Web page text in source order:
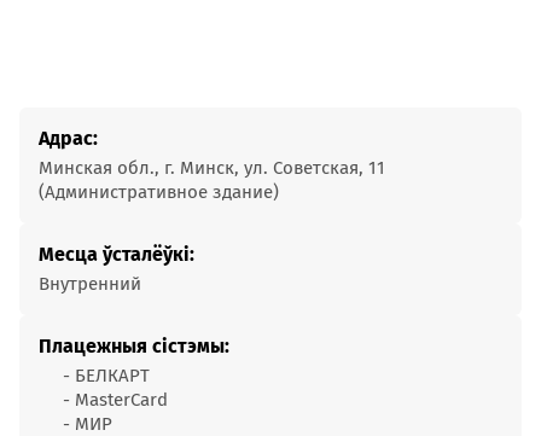
Адрас:
Минская обл., г. Минск, ул. Советская, 11
(Административное здание)
Месца ўсталёўкі:
Внутренний
Плацежныя сістэмы:
- БЕЛКАРТ
- MasterCard
- МИР